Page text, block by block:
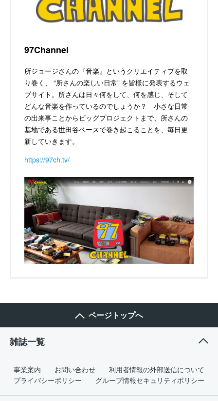
97Channel
所ジョージさんの『音楽』というクリエイティブを取
り巻く、 “所さんの楽しい日常” を皆様に発表するウェ
ブサイト。所さんは日々何をして、何を感じ、そして
どんな音楽を作っているのでしょうか？ 小さな日常
の出来事ことからビッグプロジェクトまで、所さんの
基地である世田谷ベースで巻き起こることを、毎日更
新していきます。
https://97ch.tv/
ページトップへ
雑誌一覧
事業案内 お問い合わせ
利用者情報の外部送信について
プライバシーポリシー
グループ情報セキュリティポリシー